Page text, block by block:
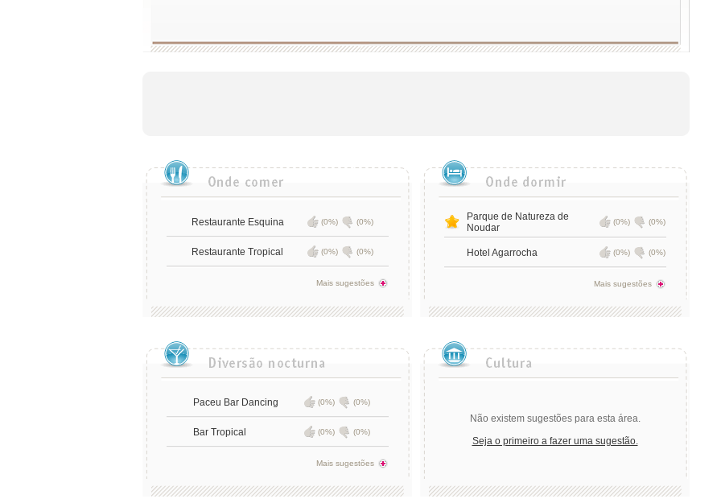
Restaurante Esquina (0%) (0%)
Restaurante Tropical (0%) (0%)
Mais sugestões
Parque de Natureza de
Noudar
(0%) (0%)
Hotel Agarrocha (0%) (0%)
Mais sugestões
Paceu Bar Dancing (0%) (0%)
Bar Tropical (0%) (0%)
Mais sugestões
Não existem sugestões para esta área.
Seja o primeiro a fazer uma sugestão.